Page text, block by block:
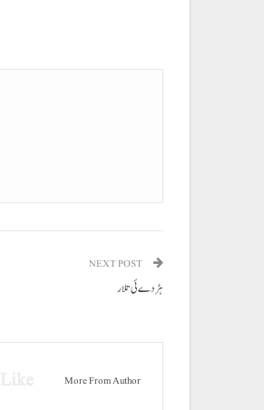
NEXT POST
ہڑدے ئی تلار
More From Author